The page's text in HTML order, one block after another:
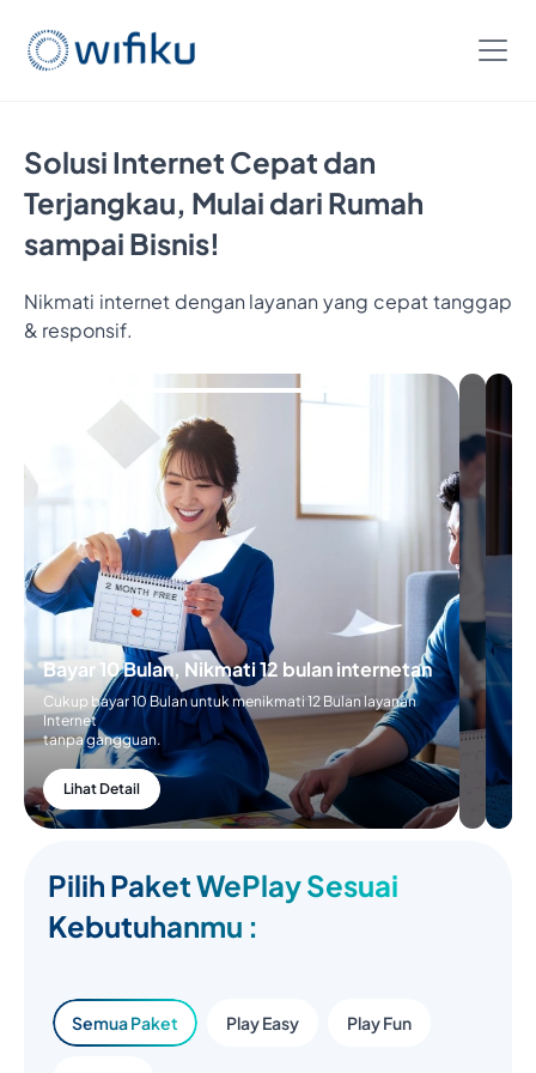
Solusi Internet Cepat dan
Terjangkau, Mulai dari Rumah
sampai Bisnis!
Nikmati internet dengan layanan yang cepat tanggap
& responsif.
Bayar 10 Bulan, Nikmati 12 bulan internetan
Cukup bayar 10 Bulan untuk menikmati 12 Bulan layanan
Internet
tanpa gangguan.
Lihat Detail
Pilih Paket WePlay Sesuai
Kebutuhanmu :
Semua Paket Play Easy Play Fun